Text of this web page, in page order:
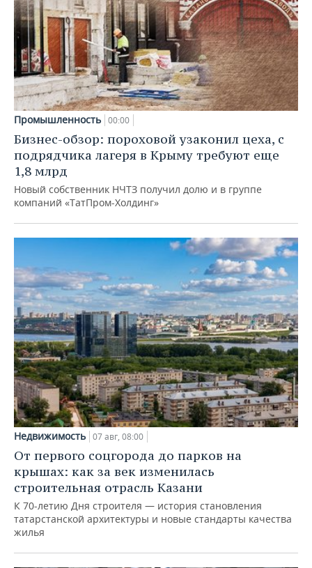
Промышленность 00:00
Бизнес-обзор: пороховой узаконил цеха, с
подрядчика лагеря в Крыму требуют еще
1,8 млрд
Новый собственник НЧТЗ получил долю и в группе
компаний «ТатПром-Холдинг»
Недвижимость 07 авг, 08:00
От первого соцгорода до парков на
крышах: как за век изменилась
строительная отрасль Казани
К 70-летию Дня строителя — история становления
татарстанской архитектуры и новые стандарты качества
жилья